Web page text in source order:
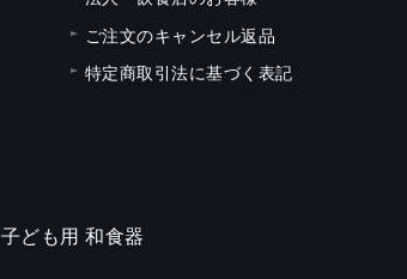
ご注文のキャンセル返品
特定商取引法に基づく表記
子ども用 和食器